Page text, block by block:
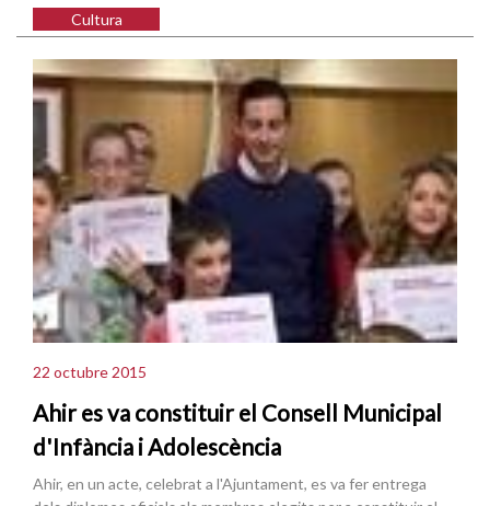
Cultura
22 octubre 2015
Ahir es va constituir el Consell Municipal
d'Infància i Adolescència
Ahir, en un acte, celebrat a l'Ajuntament, es va fer entrega